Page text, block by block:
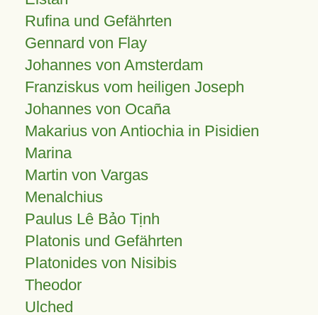
Rufina und Gefährten
Gennard von Flay
Johannes von Amsterdam
Franziskus vom heiligen Joseph
Johannes von Ocaña
Makarius von Antiochia in Pisidien
Marina
Martin von Vargas
Menalchius
Paulus Lê Bảo Tịnh
Platonis und Gefährten
Platonides von Nisibis
Theodor
Ulched